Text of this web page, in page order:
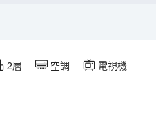
2層 空調 電視機